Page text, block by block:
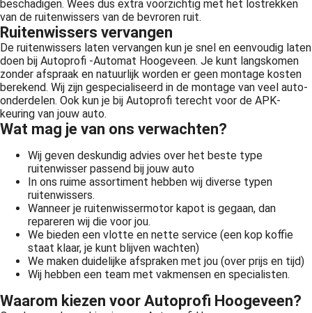
beschadigen. Wees dus extra voorzichtig met het lostrekken
van de ruitenwissers van de bevroren ruit.
Ruitenwissers vervangen
De ruitenwissers laten vervangen kun je snel en eenvoudig laten
doen bij Autoprofi -Automat Hoogeveen. Je kunt langskomen
zonder afspraak en natuurlijk worden er geen montage kosten
berekend. Wij zijn gespecialiseerd in de montage van veel auto-
onderdelen. Ook kun je bij Autoprofi terecht voor de APK-
keuring van jouw auto.
Wat mag je van ons verwachten?
Wij geven deskundig advies over het beste type
ruitenwisser passend bij jouw auto
In ons ruime assortiment hebben wij diverse typen
ruitenwissers.
Wanneer je ruitenwissermotor kapot is gegaan, dan
repareren wij die voor jou.
We bieden een vlotte en nette service (een kop koffie
staat klaar, je kunt blijven wachten)
We maken duidelijke afspraken met jou (over prijs en tijd)
Wij hebben een team met vakmensen en specialisten.
Waarom kiezen voor Autoprofi Hoogeveen?